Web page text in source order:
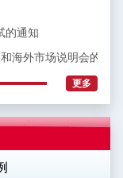
的通知
海外市场说明会的通知
更多